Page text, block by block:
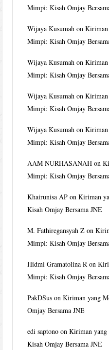
Mimpi: Kisah Omjay
Wijaya Kusumah onKiriman
Mimpi: Kisah Omjay
Wijaya Kusumah onKiriman
Mimpi: Kisah Omjay
Wijaya Kusumah onKiriman
Mimpi: Kisah Omjay
Wijaya Kusumah onKiriman
Mimpi: Kisah Omjay
AAM NURHASANAH on
Mimpi: Kisah Omjay
Khairunisa AP onKiriman
Kisah Omjay Bersama JNE
M. Fathiregansyah Z on
Mimpi: Kisah Omjay
Hidmi Gramatolina R on
Mimpi: Kisah Omjay
PakDSus onKiriman yang
Omjay Bersama JNE
edi saptono onKiriman yang
Kisah Omjay Bersama JNE